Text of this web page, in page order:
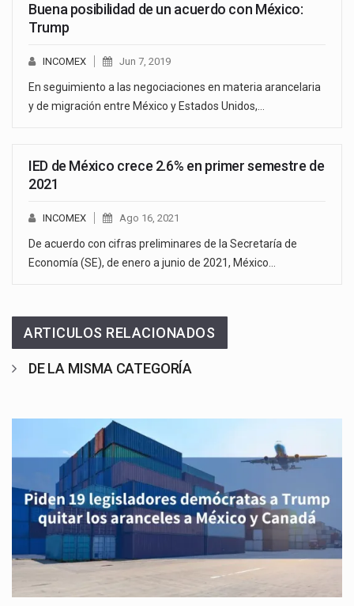
Buena posibilidad de un acuerdo con México:
Trump
INCOMEX Jun 7, 2019
En seguimiento a las negociaciones en materia arancelaria
y de migración entre México y Estados Unidos,…
IED de México crece 2.6% en primer semestre de
2021
INCOMEX Ago 16, 2021
De acuerdo con cifras preliminares de la Secretaría de
Economía (SE), de enero a junio de 2021, México…
ARTICULOS RELACIONADOS
DE LA MISMA CATEGORÍA